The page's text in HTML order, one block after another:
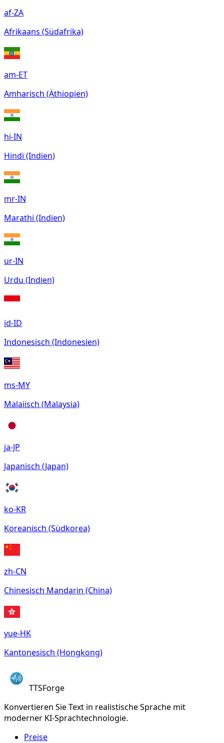
af-ZA
Afrikaans (Südafrika)
am-ET
Amharisch (Äthiopien)
hi-IN
Hindi (Indien)
mr-IN
Marathi (Indien)
ur-IN
Urdu (Indien)
id-ID
Indonesisch (Indonesien)
ms-MY
Malaiisch (Malaysia)
ja-JP
Japanisch (Japan)
ko-KR
Koreanisch (Südkorea)
zh-CN
Chinesisch Mandarin (China)
yue-HK
Kantonesisch (Hongkong)
TTSForge
Konvertieren Sie Text in realistische Sprache mit
moderner KI-Sprachtechnologie.
Preise